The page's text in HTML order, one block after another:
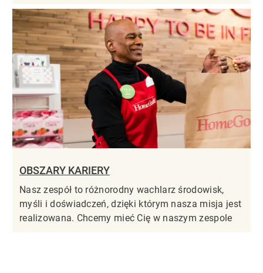
OBSZARY KARIERY
Nasz zespół to różnorodny wachlarz środowisk,
myśli i doświadczeń, dzięki którym nasza misja jest
realizowana. Chcemy mieć Cię w naszym zespole